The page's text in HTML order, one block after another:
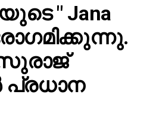
" Jana
പ്രധാന